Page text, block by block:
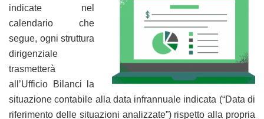
indicate nel
calendario che
segue, ogni struttura
dirigenziale
trasmetterà
all’Ufficio Bilanci la
situazione contabile alla data infrannuale indicata (“Data di
riferimento delle situazioni analizzate”) rispetto alla propria